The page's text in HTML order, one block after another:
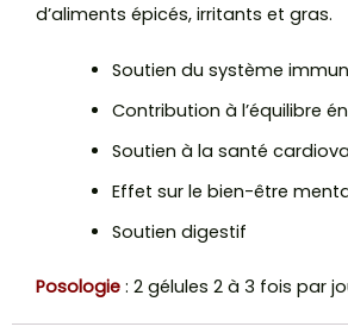
d’aliments épicés, irritants et gras.
Soutien du système
Contribution à l’équilibre
Soutien à la santé
Effet sur le bien-être
Soutien digestif
Posologie : 2 gélules 2 à 3 fois par